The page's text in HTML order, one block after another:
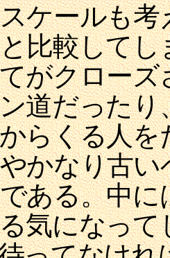
ケールも
比較してし
がクロー
道だったり
らくる人を
かなり古
ある。中
気になっ